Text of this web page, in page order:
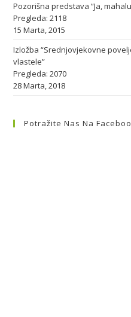
Pozorišna predstava “Ja,
Pregleda: 2118
15 Marta, 2015
Izložba “Srednjovjekovne
vlastele”
Pregleda: 2070
28 Marta, 2018
Potražite Nas Na